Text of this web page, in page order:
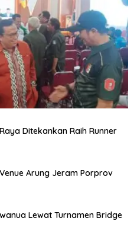
Ditekankan Raih Runner
Arung Jeram Porprov
Lewat Turnamen Bridge